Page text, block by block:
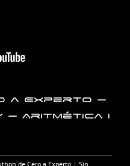
a Experto –
– Aritmética I
de Cero a Experto | Sin